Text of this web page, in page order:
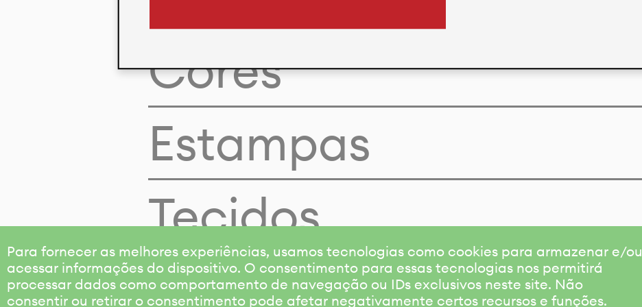
Para fornecer as melhores experiências, usamos tecnologias como cookies para armazenar e/ou
acessar informações do dispositivo. O consentimento para essas tecnologias nos permitirá
processar dados como comportamento de navegação ou IDs exclusivos neste site. Não
consentir ou retirar o consentimento pode afetar negativamente certos recursos e funções.
Cores
Estampas
Tecidos